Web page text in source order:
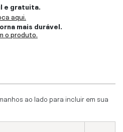
e gratuita.
aqui.
mais durável.
o produto.
ao lado para incluir em sua